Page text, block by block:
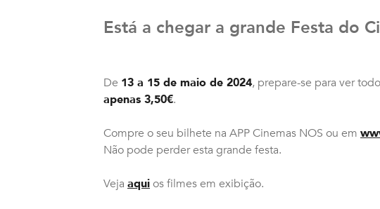
Está a chegar a grande Festa do
De 13 a 15 de maio de 2024, prepare-se para ver
apenas 3,50€.
Compre o seu bilhete na APP Cinemas NOS ou em
Não pode perder esta grande festa.
Veja aquios filmes em exibição.